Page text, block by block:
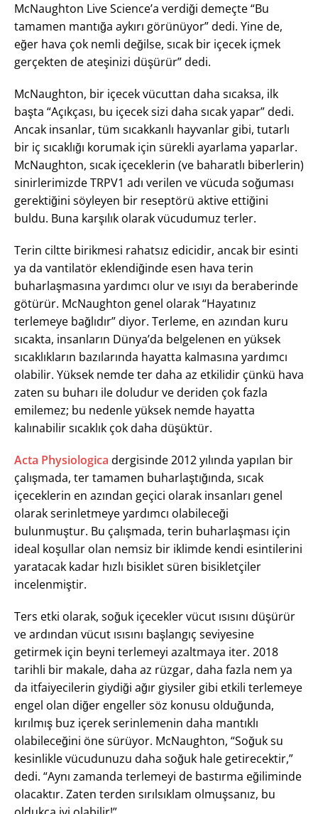
McNaughton Live Science’a verdiği demeçte “Bu
tamamen mantığa aykırı görünüyor” dedi. Yine de,
eğer hava çok nemli değilse, sıcak bir içecek içmek
gerçekten de ateşinizi düşürür” dedi.
McNaughton, bir içecek vücuttan daha sıcaksa, ilk
başta “Açıkçası, bu içecek sizi daha sıcak yapar” dedi.
Ancak insanlar, tüm sıcakkanlı hayvanlar gibi, tutarlı
bir iç sıcaklığı korumak için sürekli ayarlama yaparlar.
McNaughton, sıcak içeceklerin (ve baharatlı biberlerin)
sinirlerimizde TRPV1 adı verilen ve vücuda soğuması
gerektiğini söyleyen bir reseptörü aktive ettiğini
buldu. Buna karşılık olarak vücudumuz terler.
Terin ciltte birikmesi rahatsız edicidir, ancak bir esinti
ya da vantilatör eklendiğinde esen hava terin
buharlaşmasına yardımcı olur ve ısıyı da beraberinde
götürür. McNaughton genel olarak “Hayatınız
terlemeye bağlıdır” diyor. Terleme, en azından kuru
sıcakta, insanların Dünya’da belgelenen en yüksek
sıcaklıkların bazılarında hayatta kalmasına yardımcı
olabilir. Yüksek nemde ter daha az etkilidir çünkü hava
zaten su buharı ile doludur ve deriden çok fazla
emilemez; bu nedenle yüksek nemde hayatta
kalınabilir sıcaklık çok daha düşüktür.
Acta Physiologica dergisinde 2012 yılında yapılan bir
çalışmada, ter tamamen buharlaştığında, sıcak
içeceklerin en azından geçici olarak insanları genel
olarak serinletmeye yardımcı olabileceği
bulunmuştur. Bu çalışmada, terin buharlaşması için
ideal koşullar olan nemsiz bir iklimde kendi esintilerini
yaratacak kadar hızlı bisiklet süren bisikletçiler
incelenmiştir.
Ters etki olarak, soğuk içecekler vücut ısısını düşürür
ve ardından vücut ısısını başlangıç seviyesine
getirmek için beyni terlemeyi azaltmaya iter. 2018
tarihli bir makale, daha az rüzgar, daha fazla nem ya
da itfaiyecilerin giydiği ağır giysiler gibi etkili terlemeye
engel olan diğer engeller söz konusu olduğunda,
kırılmış buz içerek serinlemenin daha mantıklı
olabileceğini öne sürüyor. McNaughton, “Soğuk su
kesinlikle vücudunuzu daha soğuk hale getirecektir,”
dedi. “Aynı zamanda terlemeyi de bastırma eğiliminde
olacaktır. Zaten terden sırılsıklam olmuşsanız, bu